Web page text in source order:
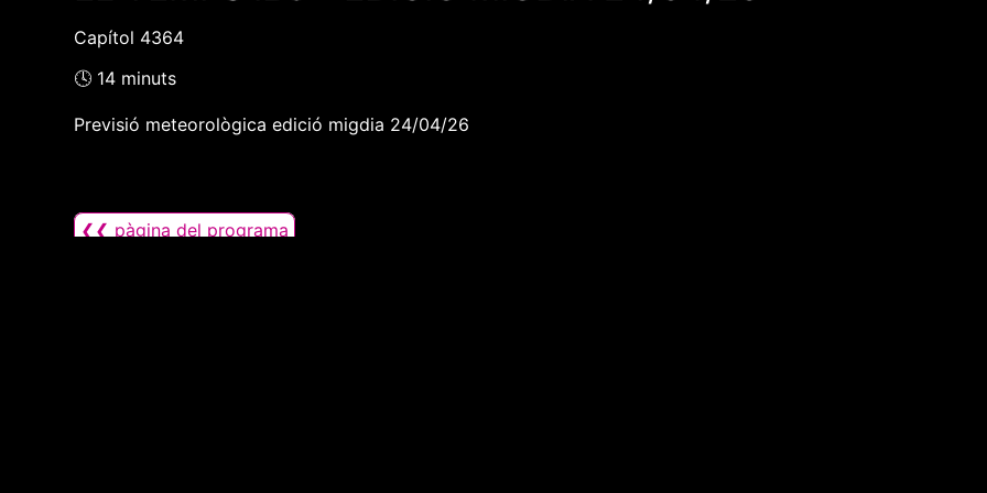
Capítol 4364
🕓 14 minuts
Previsió meteorològica edició migdia 24/04/26
❮❮ pàgina del programa